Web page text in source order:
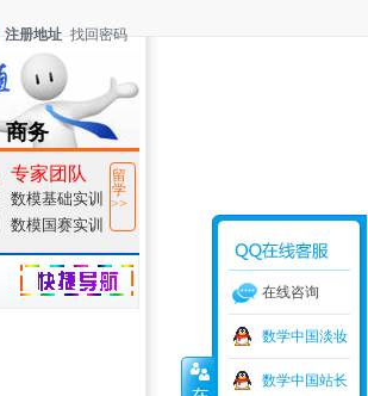
注册地址 找回密码
商务
Special
专家团队
数模基础实训
数模国赛实训
留
学
>>
捷导航
在线咨询
数学中国淡妆
数学中国站长